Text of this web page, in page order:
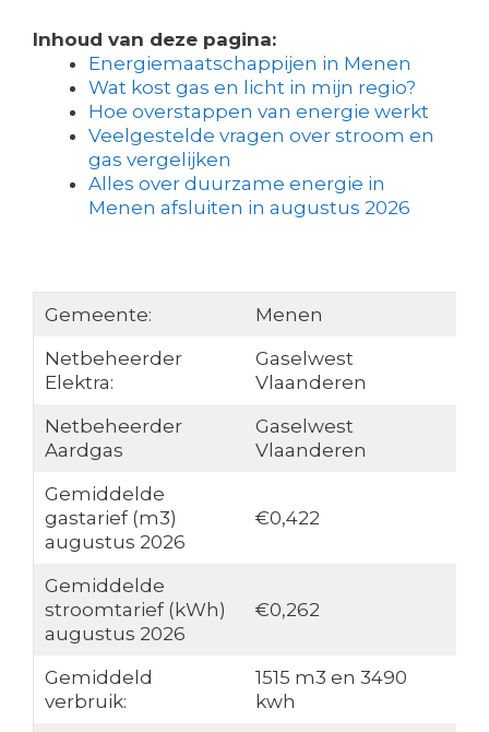
Inhoud van deze pagina:
Energiemaatschappijen in Menen
Wat kost gas en licht in mijn regio?
Hoe overstappen van energie werkt
Veelgestelde vragen over stroom en
gas vergelijken
Alles over duurzame energie in
Menen afsluiten in augustus 2026
Gemeente:
Menen
Netbeheerder
Elektra:
Gaselwest
Vlaanderen
Netbeheerder
Aardgas
Gaselwest
Vlaanderen
Gemiddelde
gastarief (m3)
augustus 2026
€0,422
Gemiddelde
stroomtarief (kWh)
augustus 2026
€0,262
Gemiddeld
verbruik:
1515 m3 en 3490
kwh